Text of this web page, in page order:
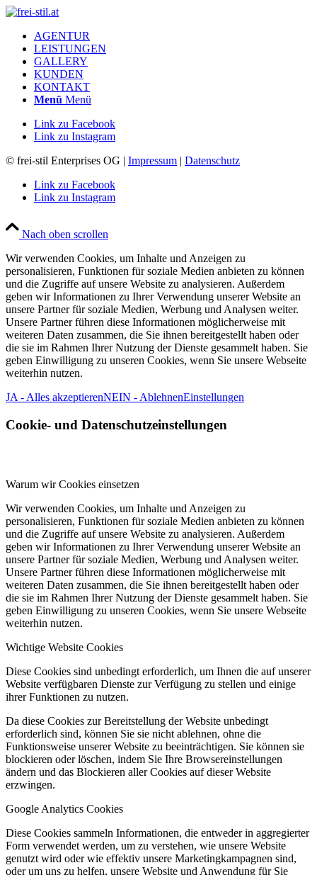
AGENTUR
LEISTUNGEN
GALLERY
KUNDEN
KONTAKT
Menü Menü
Link zu Facebook
Link zu Instagram
© frei-stil Enterprises OG | Impressum | Datenschutz
Link zu Facebook
Link zu Instagram
Nach oben scrollen
Wir verwenden Cookies, um Inhalte und Anzeigen zu
personalisieren, Funktionen für soziale Medien anbieten zu können
und die Zugriffe auf unsere Website zu analysieren. Außerdem
geben wir Informationen zu Ihrer Verwendung unserer Website an
unsere Partner für soziale Medien, Werbung und Analysen weiter.
Unsere Partner führen diese Informationen möglicherweise mit
weiteren Daten zusammen, die Sie ihnen bereitgestellt haben oder
die sie im Rahmen Ihrer Nutzung der Dienste gesammelt haben. Sie
geben Einwilligung zu unseren Cookies, wenn Sie unsere Webseite
weiterhin nutzen.
JA - Alles akzeptierenNEIN - AblehnenEinstellungen
Cookie- und Datenschutzeinstellungen
Warum wir Cookies einsetzen
Wir verwenden Cookies, um Inhalte und Anzeigen zu
personalisieren, Funktionen für soziale Medien anbieten zu können
und die Zugriffe auf unsere Website zu analysieren. Außerdem
geben wir Informationen zu Ihrer Verwendung unserer Website an
unsere Partner für soziale Medien, Werbung und Analysen weiter.
Unsere Partner führen diese Informationen möglicherweise mit
weiteren Daten zusammen, die Sie ihnen bereitgestellt haben oder
die sie im Rahmen Ihrer Nutzung der Dienste gesammelt haben. Sie
geben Einwilligung zu unseren Cookies, wenn Sie unsere Webseite
weiterhin nutzen.
Wichtige Website Cookies
Diese Cookies sind unbedingt erforderlich, um Ihnen die auf unserer
Website verfügbaren Dienste zur Verfügung zu stellen und einige
ihrer Funktionen zu nutzen.
Da diese Cookies zur Bereitstellung der Website unbedingt
erforderlich sind, können Sie sie nicht ablehnen, ohne die
Funktionsweise unserer Website zu beeinträchtigen. Sie können sie
blockieren oder löschen, indem Sie Ihre Browsereinstellungen
ändern und das Blockieren aller Cookies auf dieser Website
erzwingen.
Google Analytics Cookies
Diese Cookies sammeln Informationen, die entweder in aggregierter
Form verwendet werden, um zu verstehen, wie unsere Website
genutzt wird oder wie effektiv unsere Marketingkampagnen sind,
oder um uns zu helfen, unsere Website und Anwendung für Sie